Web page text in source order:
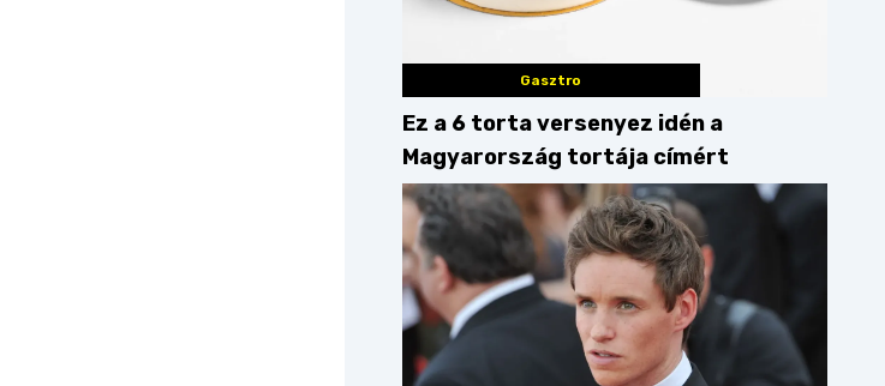
Gasztro
Ez a 6 torta versenyez idén a
Magyarország tortája címért